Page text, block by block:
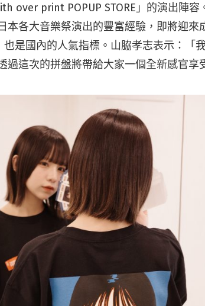
over print POPUP STORE」的演出陣容
本各大音樂祭演出的豐富經驗，即將迎來
是國內的人氣指標。山脇孝志表示：「
這次的拼盤將帶給大家一個全新感官享